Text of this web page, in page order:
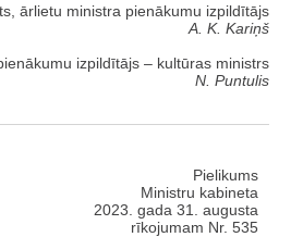
ārlietu ministra pienākumu izpildītājs
A. K. Kariņš
izpildītājs ‒ kultūras ministrs
N. Puntulis
Pielikums
Ministru kabineta
2023. gada 31. augusta
rīkojumam Nr. 535